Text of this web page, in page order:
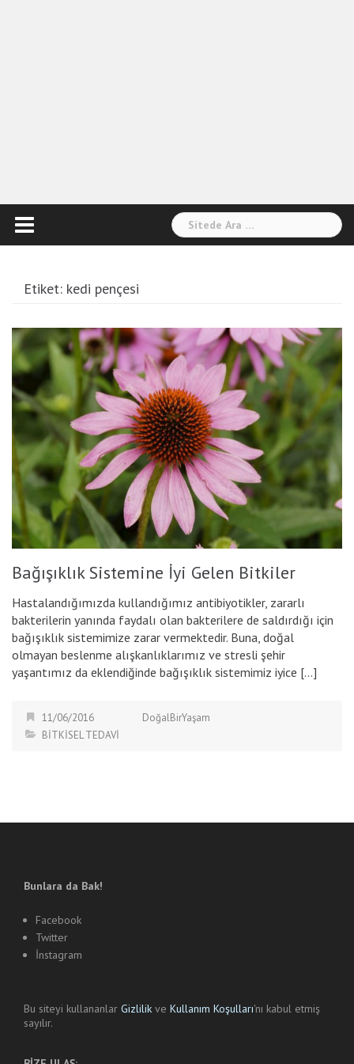
Arama:
Etiket: kedi pençesi
Bağışıklık Sistemine İyi Gelen Bitkiler
Hastalandığımızda kullandığımız antibiyotikler, zararlı
bakterilerin yanında faydalı olan bakterilere de saldırdığı için
bağışıklık sistemimize zarar vermektedir. Buna, doğal
olmayan beslenme alışkanlıklarımız ve stresli şehir
yaşantımız da eklendiğinde bağışıklık sistemimiz iyice […]
11/06/2016
DoğalBirYaşam
BİTKİSEL TEDAVİ
Bunlara da Bak!
Facebook
Twitter
İnstagram
Bu siteyi kullananlar Gizlilik ve Kullanım Koşulları'nı kabul etmiş
sayılır.